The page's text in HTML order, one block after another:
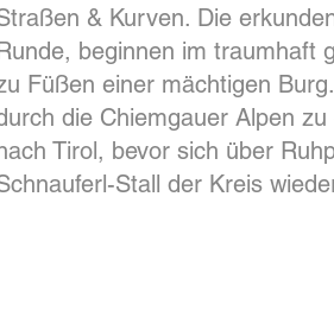
& Kurven. Die
beginnen im traumhaft
Füßen einer mächtigen Burg.
die Chiemgauer Alpen zu
Tirol, bevor sich über
Stall der Kreis